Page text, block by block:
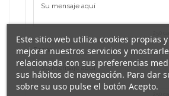
Fecha
Este sitio web utiliza cookies propias
mejorar nuestros servicios y
relacionada con sus preferencias
sus hábitos de navegación. Para dar
sobre su uso pulse el botón Acepto.